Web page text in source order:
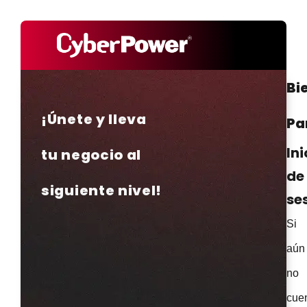
¡Únete y lleva
tu negocio al
siguiente nivel!
de
Si
aún
no